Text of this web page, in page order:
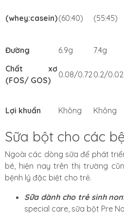
(whey:casein)(60:40) (55:45)
Đường 6.9g 7.4g
Chất xơ
(FOS/ GOS)
0.08/0.72 0.2/0.02
Lợi khuẩn Không Không
Sữa bột cho các
Ngoài các dòng sữa để phát
bé, hiện nay trên thị trường
bệnh lý đặc biệt cho trẻ.
Sữa dành cho trẻ sinh non
special care, sữa bột Pre